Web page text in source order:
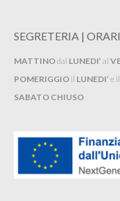
SEGRETERIA |
MATTINOdal LUNEDI’ al
POMERIGGIO il LUNEDI’ e il
SABATO CHIUSO